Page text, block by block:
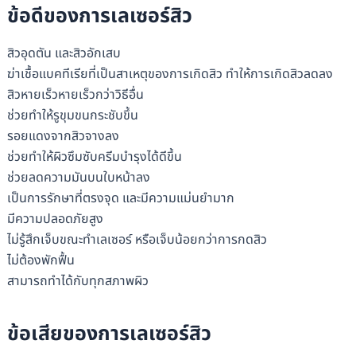
ข้อดีของการเลเซอร์สิว
สิวอุดตัน และสิวอักเสบ
ฆ่าเชื้อแบคทีเรียที่เป็นสาเหตุของการเกิดสิว ทำให้การเกิดสิวลดลง
สิวหายเร็วหายเร็วกว่าวิธีอื่น
ช่วยทำให้รูขุมขนกระชับขึ้น
รอยแดงจากสิวจางลง
ช่วยทำให้ผิวซึมซับครีมบำรุงได้ดีขึ้น
ช่วยลดความมันบนใบหน้าลง
เป็นการรักษาที่ตรงจุด และมีความแม่นยำมาก
มีความปลอดภัยสูง
ไม่รู้สึกเจ็บขณะทำเลเซอร์ หรือเจ็บน้อยกว่าการกดสิว
ไม่ต้องพักฟื้น
สามารถทำได้กับทุกสภาพผิว
ข้อเสียของการเลเซอร์สิว